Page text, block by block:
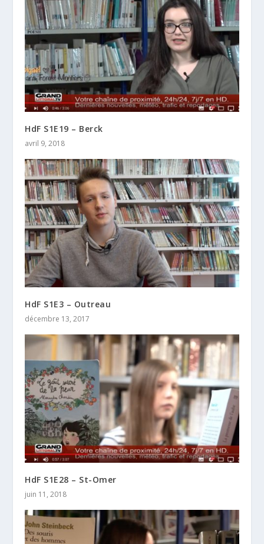
HdF S1E19 – Berck
avril 9, 2018
HdF S1E3 – Outreau
décembre 13, 2017
HdF S1E28 – St-Omer
juin 11, 2018